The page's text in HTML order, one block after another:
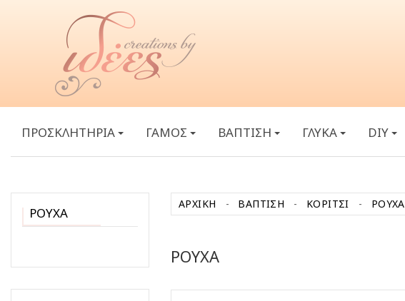
ΠΡΟΣΚΛΗΤΗΡΙΑ ΓΑΜΟΣ ΒΑΠΤΙΣΗ ΓΛΥΚΑ DIY
ΡΟΥΧΑ
ΑΡΧΙΚΉ ΒΑΠΤΙΣΗ ΚΟΡΙΤΣΙ ΡΟΥΧΑ
ΡΟΥΧΑ